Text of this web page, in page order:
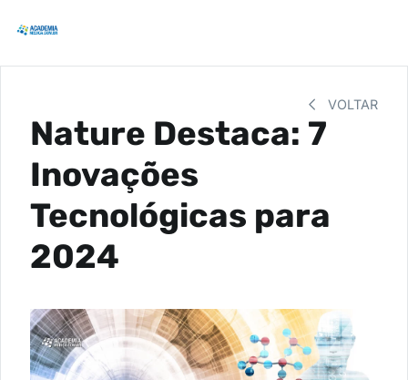
VOLTAR
Nature Destaca: 7
Inovações
Tecnológicas para
2024